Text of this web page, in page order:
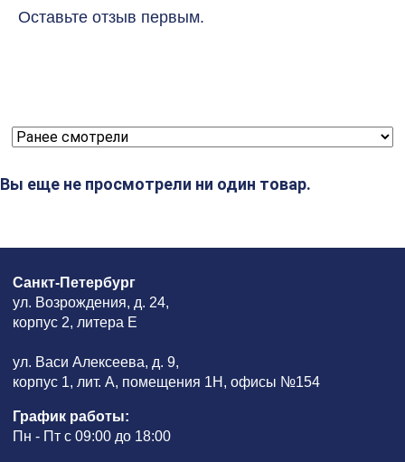
Оставьте отзыв первым.
Вы еще не просмотрели ни один товар.
Санкт-Петербург
ул. Возрождения, д. 24,
корпус 2, литера Е
ул. Васи Алексеева, д. 9,
корпус 1, лит. А, помещения 1H, офисы №154
График работы:
Пн - Пт с 09:00 до 18:00